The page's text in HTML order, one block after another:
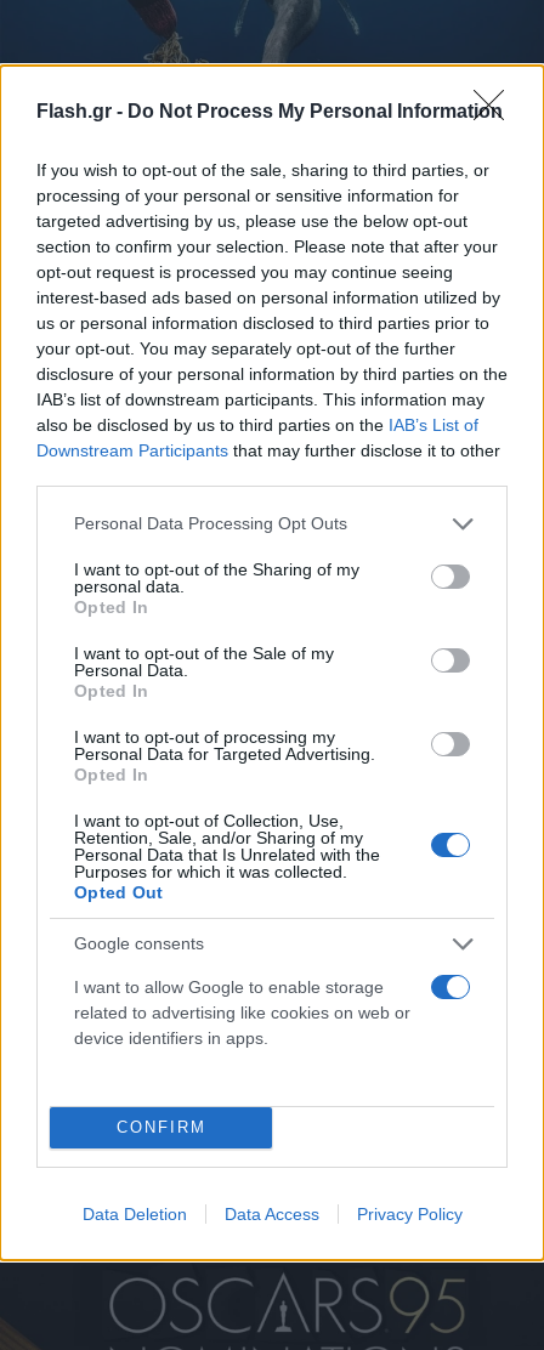
Flash.gr - Do Not Process My Personal Information
If you wish to opt-out of the sale, sharing to third parties, or
processing of your personal or sensitive information for
targeted advertising by us, please use the below opt-out
section to confirm your selection. Please note that after your
opt-out request is processed you may continue seeing
interest-based ads based on personal information utilized by
us or personal information disclosed to third parties prior to
your opt-out. You may separately opt-out of the further
disclosure of your personal information by third parties on the
IAB’s list of downstream participants. This information may
also be disclosed by us to third parties on the IAB’s List of
Downstream Participants that may further disclose it to other
Please note that this website/app uses one or more Google
not limited to your visit or usage behaviour. You may click to
grant or deny consent to Google and its third-party tags to
use your data for below specified purposes in below Google
consent section.
Personal Data Processing Opt Outs
I want to opt-out of the Sharing of my
personal data.
Opted In
I want to opt-out of the Sale of my
Personal Data.
Opted In
I want to opt-out of processing my
Personal Data for Targeted Advertising.
Opted In
I want to opt-out of Collection, Use,
Retention, Sale, and/or Sharing of my
Personal Data that Is Unrelated with the
Purposes for which it was collected.
Opted Out
Google consents
I want to allow Google to enable storage
related to advertising like cookies on web or
device identifiers in apps.
CONFIRM
Data Deletion Data Access Privacy Policy
Underwater Photographer of the Year 2023: Η
εντυπωσιακή ζωή των πλασμάτων του ωκεανού
03.03.2023 15:26
Τάνια
FIFA The Best: Κορυφαίος ο Λιονέλ Μέσι για το
2022 [vid]
28.02.2023 16:59
«Everything Everywhere All at Once» και είναι
φαβορί για τα Oscars [vid+pic]